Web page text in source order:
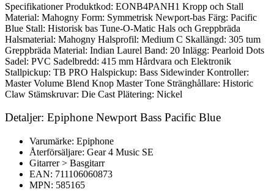
Specifikationer Produktkod: EONB4PANH1 Kropp och Stall
Material: Mahogny Form: Symmetrisk Newport-bas Färg: Pacific
Blue Stall: Historisk bas Tune-O-Matic Hals och Greppbräda
Halsmaterial: Mahogny Halsprofil: Medium C Skallängd: 305 tum
Greppbräda Material: Indian Laurel Band: 20 Inlägg: Pearloid Dots
Sadel: PVC Sadelbredd: 415 mm Hårdvara och Elektronik
Stallpickup: TB PRO Halspickup: Bass Sidewinder Kontroller:
Master Volume Blend Knop Master Tone Stränghållare: Historic
Claw Stämskruvar: Die Cast Plätering: Nickel
Detaljer: Epiphone Newport Bass Pacific Blue
Varumärke: Epiphone
Återförsäljare: Gear 4 Music SE
Gitarrer > Basgitarr
EAN: 711106060873
MPN: 585165